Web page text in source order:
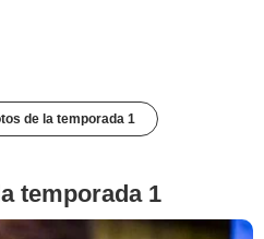
de la temporada 1
temporada 1